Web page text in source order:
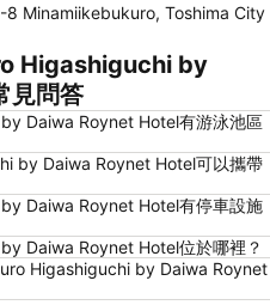
橫濱車站
新橋站
Shibuya
淺草寺
東京巨蛋城
原宿站
御台場 (台場)
Minamiikebukuro, Toshima City
Higashiguchi by
見問答
Daiwa Roynet Hotel有游泳池區
by Daiwa Roynet Hotel可以攜帶
Daiwa Roynet Hotel有停車設施
Daiwa Roynet Hotel位於哪裡？
Higashiguchi by Daiwa Roynet